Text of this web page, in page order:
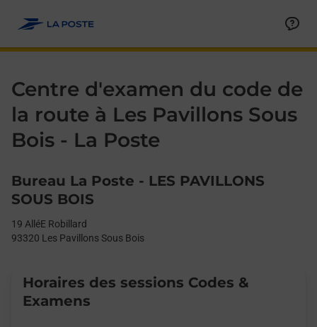
Centre d'examen du code de
la route à Les Pavillons Sous
Bois - La Poste
Bureau La Poste - LES PAVILLONS
SOUS BOIS
19 AlléE Robillard
93320 Les Pavillons Sous Bois
Horaires des sessions Codes &
Examens